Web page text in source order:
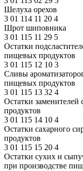
Шелуха орехов
3 01 114 11 20 4
Шрот шиповника
3 01 115 11 29 5
Остатки
пищевых продуктов
3 01 115 12 10 3
Сливы
пищевых продуктов
3 01 115 13 32 4
Остатки заменителей
продуктов
3 01 115 14 10 4
Остатки сахарного
продуктов
3 01 115 15 20 4
Остатки сухих и
при производстве